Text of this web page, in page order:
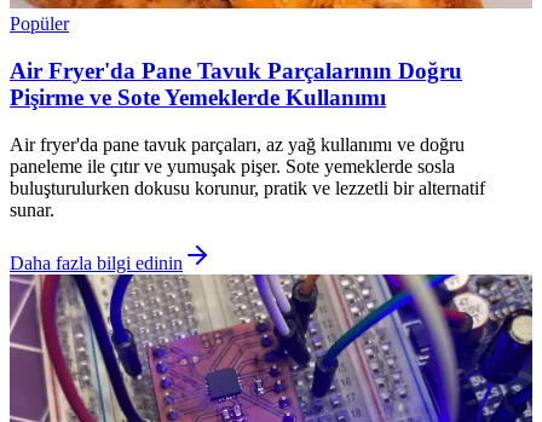
Popüler
Air Fryer'da Pane Tavuk Parçalarının Doğru
Pişirme ve Sote Yemeklerde Kullanımı
Air fryer'da pane tavuk parçaları, az yağ kullanımı ve doğru
paneleme ile çıtır ve yumuşak pişer. Sote yemeklerde sosla
buluşturulurken dokusu korunur, pratik ve lezzetli bir alternatif
sunar.
Daha fazla bilgi edinin